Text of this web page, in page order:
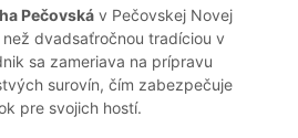
Pečovská v Pečovskej Novej
dvadsaťročnou tradíciou v
sa zameriava na prípravu
surovín, čím zabezpečuje
pre svojich hostí.